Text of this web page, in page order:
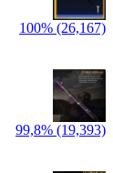
100% (26,167)
99,8% (19,393)